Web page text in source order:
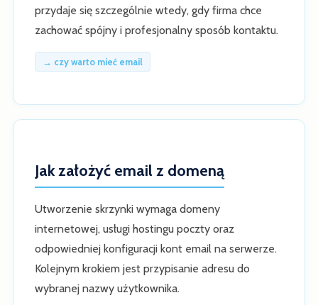
przydaje się szczególnie wtedy, gdy firma chce
zachować spójny i profesjonalny sposób kontaktu.
→ czy warto mieć email
Jak założyć email z domeną
Utworzenie skrzynki wymaga domeny
internetowej, usługi hostingu poczty oraz
odpowiedniej konfiguracji kont email na serwerze.
Kolejnym krokiem jest przypisanie adresu do
wybranej nazwy użytkownika.